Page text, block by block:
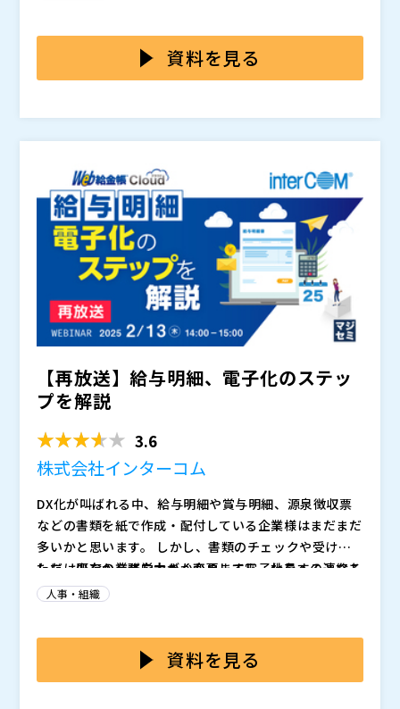
に求められるスキルやコンピテンシーが多様化する中
で、それぞれに最適化された育成アプローチの設計と、
は、施策の成果を具体的な数値や事例で示すことが求め
られ、従来の「やりっぱなし」や「形式的な評価」では
性を可視化・分析することで、経営戦略と連動した最適
な育成施策をどのように見出すか、具体的な方法を解説
します。人事戦略と経営戦略をいかにシームレスに連動
させ、投資対効果の高い育成施策を実現するか。それこ
そが、今、貴社の人材開発部門に求められている重要な
ミッションではないでしょうか。
特性、キャリア志向といったデータが十分に収集・分析
されておらず、適切な育成機会の提供が難しくなってい
成の非効率性も課題です。経験則や直感に基づいた評価
だけでは、育成施策の成果も限定的なものとなります。
性向上」に関する課題も見逃せません。従業員が自身の
成長実感を得られない環境や、スキルと業務内容のミス
マッチが続くことで、モチベーションの低下や離職率の
上昇といったリスクが生じます。 本セミナーでは、こ
うした課題をどのように克服し、経営戦略と強く結びつ
いた人事戦略を構築するか、人材データの可視化・分析
を活用した具体的なアプローチをご紹介します。
員一人ひとりのスキルや特性を可視化・分析するツール
「GROWシリーズ」をご紹介します。「GROWシリー
とにした現状分析と人事施策への具体的な活用を可能に
します。 その特長として、スキルマップの作成や、360
データ補正や信頼性スコアの算出を行い、測定のバイア
スを排除し、より客観性を担保したデータの取得が可能
となり、従業員にとっても納得感のある公正な評価環境
を実現します。 また、データを用いた相関分析や因果
分析を通じて、人材ポートフォリオの構築や人的資本投
資の最適化に活用できます。これにより、経営戦略と連
動した育成施策の設計と、組織の競争力を高めるための
戦略的人事マネジメントが可能となります。 GROWシ
リーズは、データを蓄積すること自体が目的ではなく、
収集したデータを基にした課題の特定と施策への反映、
さらには継続的な改善サイクルの実現を支援するための
ツールです。企業の持続的な成長と競争力強化に貢献す
る人事戦略の実現に向け、ぜひ本セミナーでその具体的
な活用方法をご確認ください。
株式会社オープンソース活用研究所（）
マジセミ株式会社（）
れる可能性があります。
資料を見る
【再放送】給与明細、電子化のステッ
プを解説
3.6
株式会社インターコム
DX化が叫ばれる中、給与明細や賞与明細、源泉徴収票
などの書類を紙で作成・配付している企業様はまだまだ
多いかと思います。 しかし、書類のチェックや受け渡
しには少なからず労力がかかりますし、社員への連絡も
紙で行うとなると、紙のコストも馬鹿になりません。
ただ、既存の業務を大きく変更して電子化をするとなる
と、 ・そもそもどうやって電子化するのか？ ・現在使
か？ ・電子化して給与明細の書式が変わると社員にと
ってわかりにくいのではないか？ ・社員に明細書はき
与明細などの書類の電子化の手順をお伝えします。 具
体的にどのように電子化を進めればよいのか、どのよう
人事・組織
資料を見る